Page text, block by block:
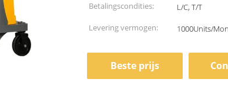
Betalingscondities:
L/C, T/T
Levering vermogen:
1000Units/
Beste prijs